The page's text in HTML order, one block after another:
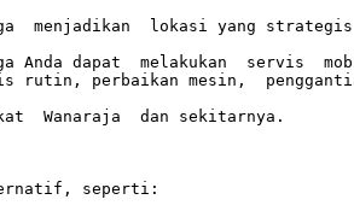
lokasi yang strategis
dapat  melakukan  servis
rutin, perbaikan mesin,
Wanaraja  dan sekitarnya.
seperti: